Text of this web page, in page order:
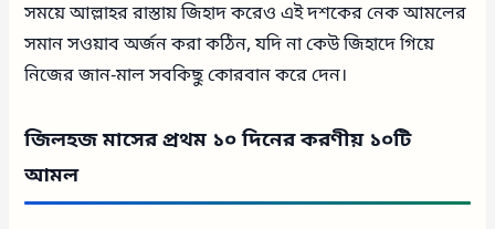
সময়ে আল্লাহর রাস্তায় জিহাদ করেও এই দশকের নেক আমলের
সমান সওয়াব অর্জন করা কঠিন, যদি না কেউ জিহাদে গিয়ে
নিজের জান-মাল সবকিছু কোরবান করে দেন।
জিলহজ মাসের প্রথম ১০ দিনের করণীয় ১০টি
আমল